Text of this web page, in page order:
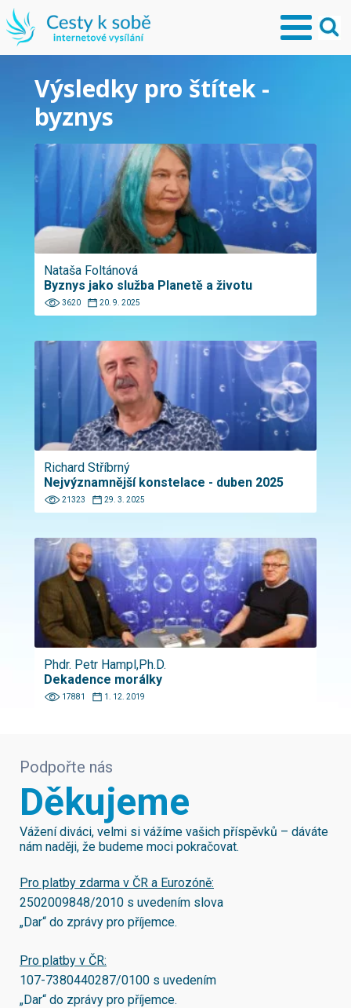
Výsledky pro štítek -
byznys
Nataša Foltánová
Byznys jako služba Planetě a životu
3620 20. 9. 2025
Richard Stříbrný
Nejvýznamnější konstelace - duben 2025
21323 29. 3. 2025
Phdr. Petr Hampl,Ph.D.
Dekadence morálky
17881 1. 12. 2019
Podpořte nás
Děkujeme
Vážení diváci, velmi si vážíme vašich příspěvků – dáváte
nám naději, že budeme moci pokračovat.
Pro platby zdarma v ČR a Eurozóně:
2502009848/2010 s uvedením slova
„Dar“ do zprávy pro příjemce.
Pro platby v ČR:
107-7380440287/0100 s uvedením
„Dar“ do zprávy pro příjemce.